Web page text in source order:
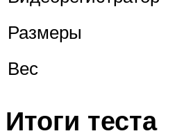
Размеры
Вес
Итоги теста